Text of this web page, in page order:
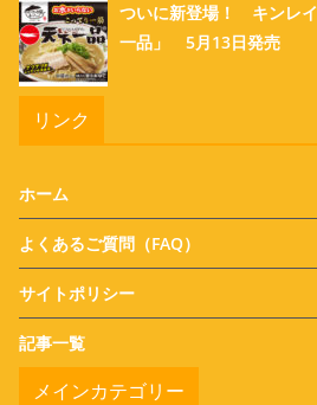
ついに新登場！ キンレ
一品」 5月13日発売
リンク
ホーム
よくあるご質問（FAQ）
サイトポリシー
記事一覧
メインカテゴリー